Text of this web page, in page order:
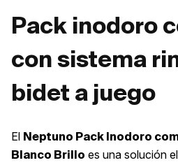
Pack inodoro
con sistema
bidet a juego
El Neptuno Pack Inodoro
Blanco Brillo es una solución